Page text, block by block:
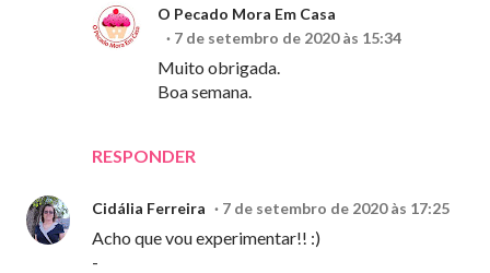
RESPONDER
O Pecado Mora Em Casa
7 de setembro de 2020 às 15:34
Muito obrigada.
Boa semana.
Cidália Ferreira 7 de setembro de 2020 às 17:25
Acho que vou experimentar!! :)
-